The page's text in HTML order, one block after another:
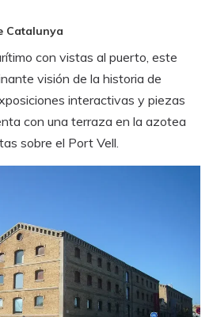
Catalunya
con vistas al puerto, este
visión de la historia de
interactivas y piezas
con una terraza en la azotea
sobre el Port Vell.